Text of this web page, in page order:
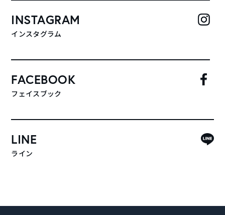
INSTAGRAM
インスタグラム
FACEBOOK
フェイスブック
LINE
ライン